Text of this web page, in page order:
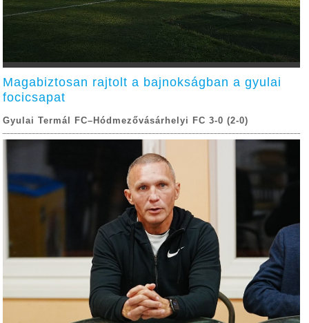
Magabiztosan rajtolt a bajnokságban a gyulai
focicsapat
Gyulai Termál FC–Hódmezővásárhelyi FC 3-0 (2-0)